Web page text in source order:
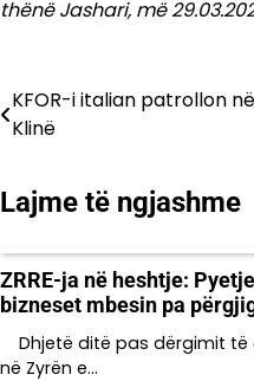
thënë Jashari, më
Lëvizje
te
KFOR-i italian patrollon në
Klinë
Lajme të ngjashme
ZRRE-ja në heshtje:
bizneset mbesin pa
Dhjetë ditë pas dërgimit të
në Zyrën e…